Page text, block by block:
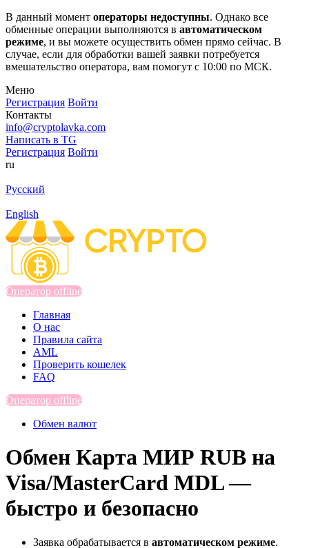
В данный момент операторы недоступны. Однако все
обменные операции выполняются в автоматическом
режиме, и вы можете осуществить обмен прямо сейчас. В
случае, если для обработки вашей заявки потребуется
вмешательство оператора, вам помогут с 10:00 по МСК.
Меню
Регистрация Войти
Контакты
info@cryptolavka.com
Написать в TG
Регистрация Войти
ru
Русский
English
Оператор offline
Главная
О нас
Правила сайта
AML
Проверить кошелек
FAQ
Оператор offline
Обмен валют
Обмен Карта МИР RUB на
Visa/MasterCard MDL —
быстро и безопасно
Заявка обрабатывается в автоматическом режиме.